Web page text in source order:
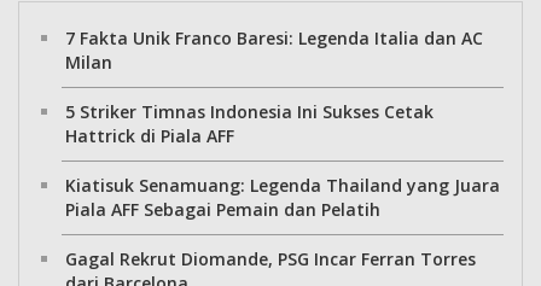
7 Fakta Unik Franco Baresi: Legenda Italia dan AC
Milan
5 Striker Timnas Indonesia Ini Sukses Cetak
Hattrick di Piala AFF
Kiatisuk Senamuang: Legenda Thailand yang Juara
Piala AFF Sebagai Pemain dan Pelatih
Gagal Rekrut Diomande, PSG Incar Ferran Torres